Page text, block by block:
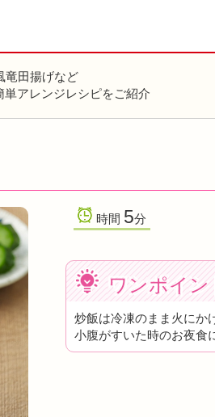
竜田揚げなど
アレンジレシピをご紹介
時間 5分
ワンポイ
炒飯は冷凍のまま火にか
小腹がすいた時のお夜食